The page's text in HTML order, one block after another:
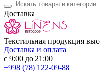
Доставка
Текстильная продукция
Доставка и оплата
с 9:00 до 21:00
+998 (78) 122-09-88